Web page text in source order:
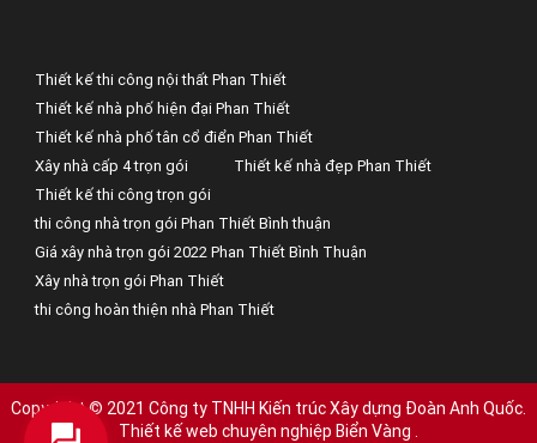
Thiết kế thi công nội thất Phan Thiết
Thiết kế nhà phố hiện đại Phan Thiết
Thiết kế nhà phố tân cổ điển Phan Thiết
Xây nhà cấp 4 trọn gói
Thiết kế nhà đẹp Phan Thiết
Thiết kế thi công trọn gói
thi công nhà trọn gói Phan Thiết Bình thuận
Giá xây nhà trọn gói 2022 Phan Thiết Bình Thuận
Xây nhà trọn gói Phan Thiết
thi công hoàn thiện nhà Phan Thiết
Copyright © 2021 Công ty TNHH Kiến trúc Xây dựng Đoàn Anh Quốc.
Thiết kế web chuyên nghiệp Biển Vàng .